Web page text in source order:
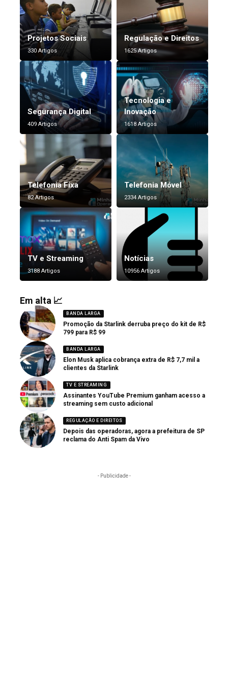
Projetos Sociais
330 Artigos
Regulação e Direitos
1625 Artigos
Segurança Digital
409 Artigos
Tecnologia e
Inovação
1618 Artigos
Telefonia Fixa
82 Artigos
Telefonia Móvel
2334 Artigos
TV e Streaming
3188 Artigos
Notícias
10956 Artigos
Em alta 📈
BANDA LARGA
Promoção da Starlink derruba preço do kit de R$
799 para R$ 99
BANDA LARGA
Elon Musk aplica cobrança extra de R$ 7,7 mil a
clientes da Starlink
TV E STREAMING
Assinantes YouTube Premium ganham acesso a
streaming sem custo adicional
REGULAÇÃO E DIREITOS
Depois das operadoras, agora a prefeitura de SP
reclama do Anti Spam da Vivo
- Publicidade -